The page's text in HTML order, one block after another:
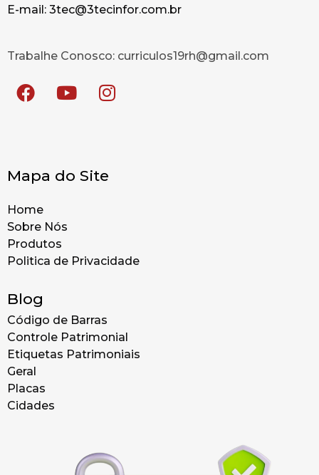
E-mail: 3tec@3tecinfor.com.br
Trabalhe Conosco: curriculos19rh@gmail.com
Mapa do Site
Home
Sobre Nós
Produtos
Politica de Privacidade
Blog
Código de Barras
Controle Patrimonial
Etiquetas Patrimoniais
Geral
Placas
Cidades